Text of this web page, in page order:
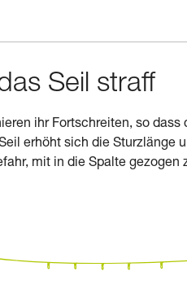
Seil straff
ihr Fortschreiten, so
erhöht sich die Sturzlänge
mit in die Spalte gezogen